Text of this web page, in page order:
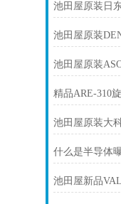
什么是半导体